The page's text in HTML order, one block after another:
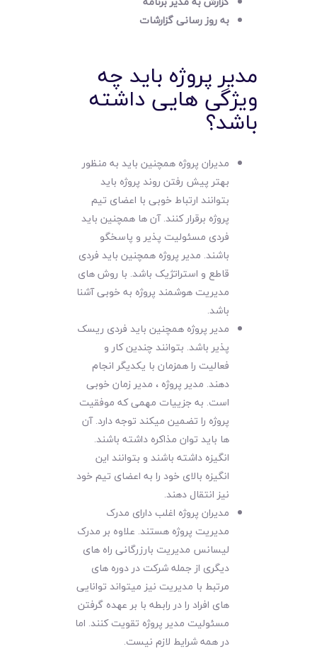
به روز رسانی گزارشات
مدیر پروژه باید چه
ویژگی هایی داشته
باشد؟
مدیران پروژه همچنین باید به منظور
بهتر پیش رفتن روند پروژه باید
بتوانند ارتباط خوبی با اعضای تیم
پروژه برقرار کنند. آن ها همچنین باید
فردی مسئولیت پذیر و پاسخگو
باشند. مدیر پروژه همچنین باید فردی
قاطع و استراتژیک باشد. با روش های
مدیریت هوشمند پروژه به خوبی آشنا
باشد.
مدیر پروژه همچنین باید فردی ریسک
پذیر باشد. بتوانند چندین کار و
فعالیت را همزمان با یکدیگر انجام
دهند. مدیر پروژه ، مدیر زمان خوبی
است. به جزییات مهمی که موفقیت
پروژه را تضمین میکند توجه دارد. آن
ها باید توان مذاکره داشته باشند.
انگیزه داشته باشند و بتوانند این
انگیزه بالای خود را به اعضای تیم خود
نیز انتقال دهند.
مدیران پروژه اغلب دارای مدرک
مدیریت پروژه هستند. علاوه بر مدرک
لیسانس مدیریت بارزرگانی راه های
دیگری از جمله شرکت در دوره های
مرتبط با مدیریت نیز میتواند توانایی
های افراد را در رابطه با بر عهده گرفتن
مسئولیت مدیر پروژه تقویت کنند. اما
در همه شرایط لازم نیست.